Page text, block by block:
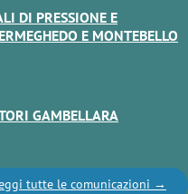
DI PRESSIONE E
E MONTEBELLO
GAMBELLARA
tutte le comunicazioni